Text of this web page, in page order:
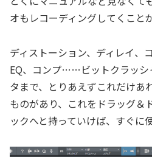
オもレコーディングしてくこと
ディストーション、ディレイ、
EQ、コンプ……ビットクラッシ
タまで、とりあえずこれだけあ
ものがあり、これをドラッグ＆
ックへと持っていけば、すぐに